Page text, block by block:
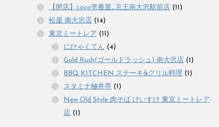
【閉店】coco壱番屋_京王南大沢駅前店 (11)
松屋 南大沢店 (14)
東京ミートレア (11)
にひゃくてん (4)
Gold Rush(ゴールドラッシュ) 南大沢店 (1)
BBQ KITCHEN ステーキ&グリル料理 (1)
スタミナ極丼亭 (1)
New Old Style 肉そば けいすけ 東京ミートレア
店 (1)